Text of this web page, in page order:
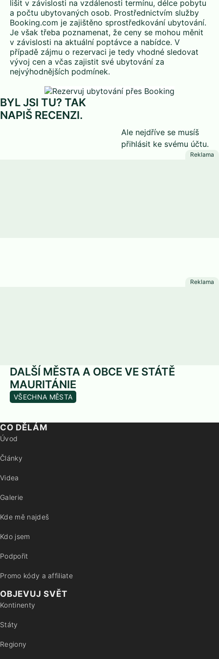
lišit v závislosti na vzdálenosti termínu, délce pobytu
a počtu ubytovaných osob. Prostřednictvím služby
Booking.com je zajištěno sprostředkování ubytování.
Je však třeba poznamenat, že ceny se mohou měnit
v závislosti na aktuální poptávce a nabídce. V
případě zájmu o rezervaci je tedy vhodné sledovat
vývoj cen a včas zajistit své ubytování za
nejvýhodnějších podmínek.
BYL JSI TU? TAK
NAPIŠ RECENZI.
Ale nejdříve se musíš
přihlásit ke svému účtu.
DALŠÍ MĚSTA A OBCE VE STÁTĚ
MAURITÁNIE
VŠECHNA MĚSTA
CO DĚLÁM
Úvod
Články
Videa
Galerie
Kde mě najdeš
Kdo jsem
Podpořit
Promo kódy a affiliate
OBJEVUJ SVĚT
Kontinenty
Státy
Regiony